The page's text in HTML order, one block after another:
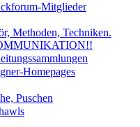
Mitglieder
Methoden, Techniken.
Homepages
Puschen